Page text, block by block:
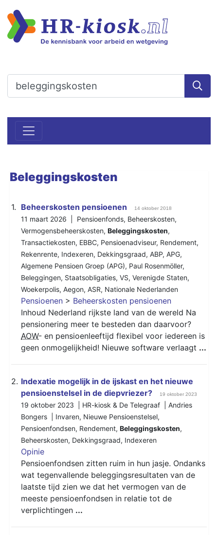
Beleggingskosten
1. Beheerskosten pensioenen 14 oktober 2018
11 maart 2026 | Pensioenfonds, Beheerskosten,
Vermogensbeheerskosten, Beleggingskosten,
Transactiekosten, EBBC, Pensioenadviseur, Rendement,
Rekenrente, Indexeren, Dekkingsgraad, ABP, APG,
Algemene Pensioen Groep (APG), Paul Rosenmöller,
Beleggingen, Staatsobligaties, VS, Verenigde Staten,
Woekerpolis, Aegon, ASR, Nationale Nederlanden
Pensioenen > Beheerskosten pensioenen
Inhoud Nederland rijkste land van de wereld Na
pensionering meer te besteden dan daarvoor?
AOW- en pensioenleeftijd flexibel voor iedereen is
geen onmogelijkheid! Nieuwe software verlaagt ...
2. Indexatie mogelijk in de ijskast en het nieuwe
pensioenstelsel in de diepvriezer?
19 oktober 2023
19 oktober 2023 | HR-kiosk & De Telegraaf | Andries
Bongers | Invaren, Nieuwe Pensioenstelsel,
Pensioenfondsen, Rendement, Beleggingskosten,
Beheerskosten, Dekkingsgraad, Indexeren
Opinie
Pensioenfondsen zitten ruim in hun jasje. Ondanks
wat tegenvallende beleggingsresultaten van de
laatste tijd zien we dat het vermogen van de
meeste pensioenfondsen in relatie tot de
verplichtingen ...